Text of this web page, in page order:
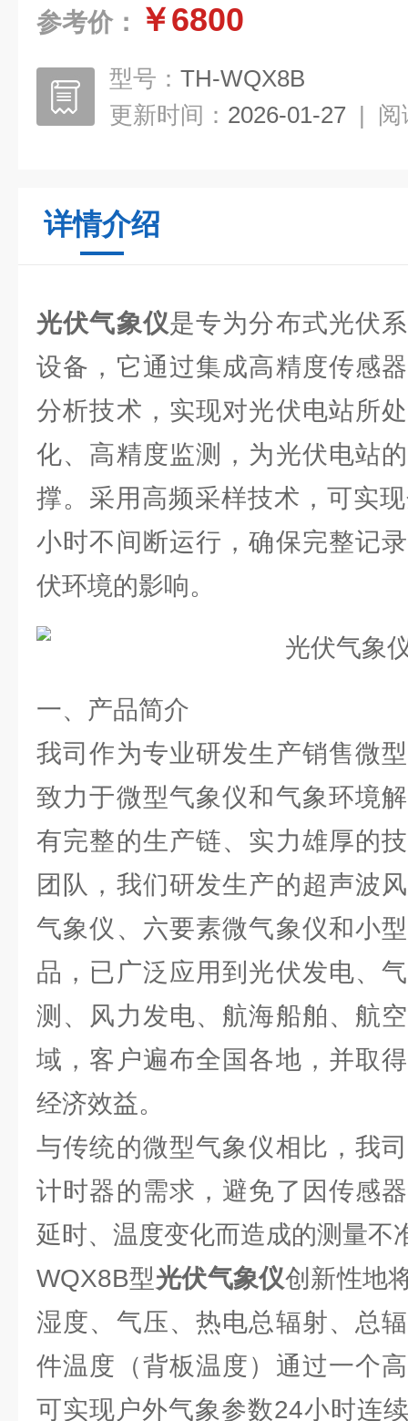
参考价： ￥6800
型号： TH-WQX8B
更新时间： 2026-01-27 | 阅
详情介绍
光伏气象仪是专为分布式光伏
设备，它通过集成高精度传感
分析技术，实现对光伏电站所
化、高精度监测，为光伏电站
撑。采用高频采样技术，可实
小时不间断运行，确保完整记
伏环境的影响。
一、产品简介
我司作为专业研发生产销售微
致力于微型气象仪和气象环境
有完整的生产链、实力雄厚的
团队，我们研发生产的超声波
气象仪、六要素微气象仪和小
品，已广泛应用到光伏发电、
测、风力发电、航海船舶、航
域，客户遍布全国各地，并取
经济效益。
与传统的微型气象仪相比，我
计时器的需求，避免了因传感
延时、温度变化而造成的测量不
WQX8B型光伏气象仪创新性地
湿度、气压、热电总辐射、总
件温度（背板温度）通过一个
可实现户外气象参数24小时连